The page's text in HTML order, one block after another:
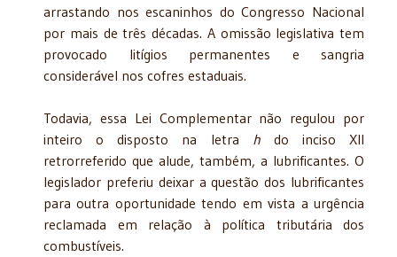
arrastando nos escaninhos do Congresso Nacional
por mais de três décadas. A omissão legislativa tem
provocado litígios permanentes e sangria
considerável nos cofres estaduais.
Todavia, essa Lei Complementar não regulou por
inteiro o disposto na letra hdo inciso XII
retrorreferido que alude, também, a lubrificantes. O
legislador preferiu deixar a questão dos lubrificantes
para outra oportunidade tendo em vista a urgência
reclamada em relação à política tributária dos
combustíveis.